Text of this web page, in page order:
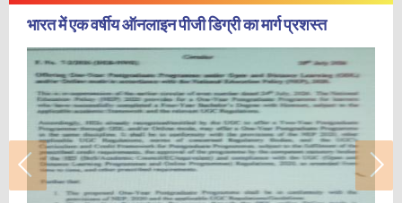
भारत में एक वर्षीय ऑनलाइन पीजी डिग्री का मार्ग प्रशस्त